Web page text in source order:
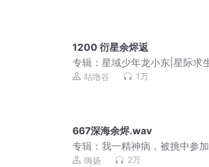
1200 衍星余烬返
专辑：星域少年龙小东|星际求
险|励志成长咕噜谷
咕噜谷 1万
667深海余烬.wav
专辑：我一精神病，被挑中参
谈 | 悬疑爆笑 | 嗨扬演播 | 多人
嗨扬 2万